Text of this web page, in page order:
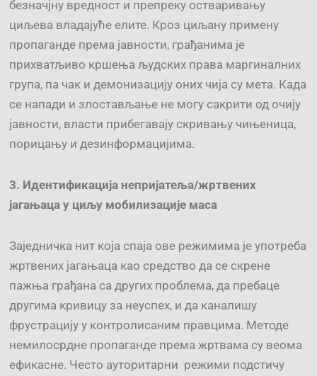
безначјну вредност и препреку остваривању
циљева владајуће елите. Кроз циљану примену
пропаганде према јавности, грађанима је
прихватљиво кршења људских права маргиналних
група, па чак и демонизацију оних чија су мета. Када
се напади и злостављање не могу сакрити од очију
јавности, власти прибегавају скривању чињеница,
порицању и дезинформацијима.
3. Идентификација непријатеља/жртвених
јагањаца у циљу мобилизације маса
Заједничка нит која спаја ове режимима је употреба
жртвених јагањаца као средство да се скрене
пажња грађана са других проблема, да пребаце
другима кривицу за неуспех, и да каналишу
фрустрацију у контролисаним правцима. Методе
немилосрдне пропаганде према жртвама су веома
ефикасне. Често ауторитарни режими подстичу